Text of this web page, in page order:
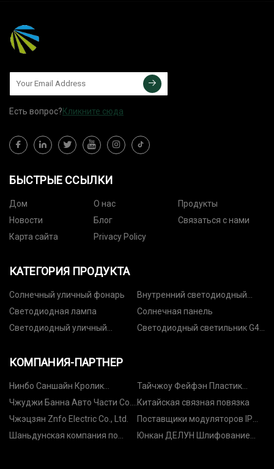
Есть вопрос?Кликните сюда
БЫСТРЫЕ ССЫЛКИ
Дом О нас
Продукты
Новости
Блог
Связаться с нами
Карта сайта
Privacy Policy
КАТЕГОРИЯ ПРОДУКТА
Солнечный уличный фонарь
Внутренний светодиодный
светильник
Светодиодная лампа
Солнечная панель
Светодиодный уличный
Светодиодный светильник G4,
КОМПАНИЯ-ПАРТНЕР
Нинбо Саншайн Кролик
Международная торговая
компания, ООО
Тайчжоу Фейфэн Пластик
Промышленность Ко, ООО
Чжуджи Банна Авто Части Co.,
ООО
Китайская связная повязка
Чжэцзян Znfo Electric Co., Ltd.
Поставщики модуляторов IP
QAM
Шаньдунская компания по
Юнкан ДЕЛУН Шлифование